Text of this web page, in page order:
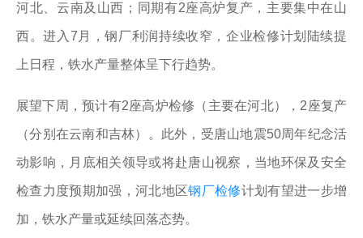
河北、云南及山西；同期有2座高炉复产，主要集中在山
西。进入7月，钢厂利润持续收窄，企业检修计划陆续提
上日程，铁水产量整体呈下行趋势。
展望下周，预计有2座高炉检修（主要在河北），2座复产
（分别在云南和吉林）。此外，受唐山地震50周年纪念活
动影响，月底相关领导或将赴唐山视察，当地环保及安全
检查力度预期加强，河北地区钢厂检修计划有望进一步增
加，铁水产量或延续回落态势。